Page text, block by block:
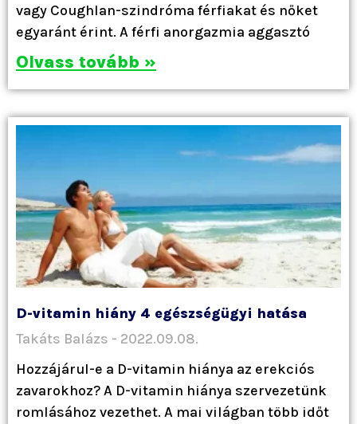
vagy Coughlan-szindróma férfiakat és nőket
egyaránt érint. A férfi anorgazmia aggasztó
Olvass tovább »
D-vitamin hiány 4 egészségügyi hatása
Takáts Balázs
2022.09.08.
Hozzájárul-e a D-vitamin hiánya az erekciós
zavarokhoz? A D-vitamin hiánya szervezetünk
romlásához vezethet. A mai világban több időt